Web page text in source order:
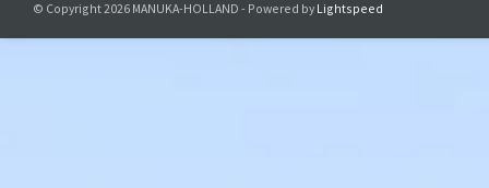
© Copyright 2026 MANUKA-HOLLAND - Powered by Lightspeed